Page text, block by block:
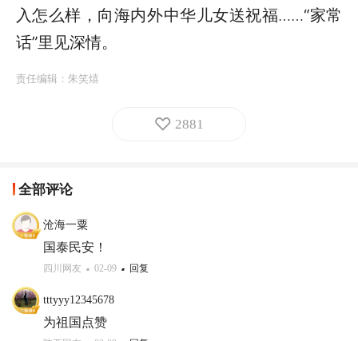
入怎么样，向海内外中华儿女送祝福……“家常
话”里见深情。
责任编辑： 朱笑熺
2881
全部评论
沧海一粟
国泰民安！
四川网友 02-09 回复
tttyyy12345678
为祖国点赞